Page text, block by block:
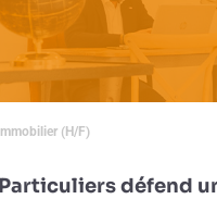
(H/F)
Particuliers défend